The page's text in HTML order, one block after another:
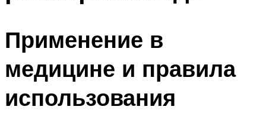
Применение в
медицине и правила
использования